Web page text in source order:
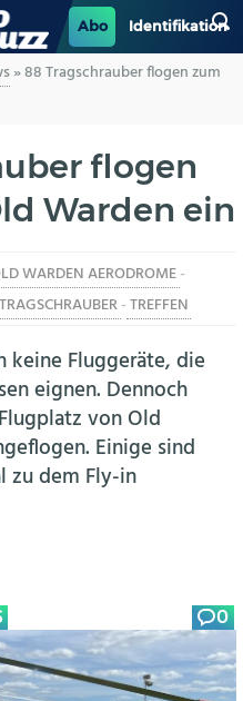
Abo Identifikation
»88 Tragschrauber flogen zum
flogen
Warden ein
WARDEN AERODROME-
TRAGSCHRAUBER-TREFFEN
Fluggeräte, die
eignen. Dennoch
von Old
Einige sind
zu dem Fly-in
0